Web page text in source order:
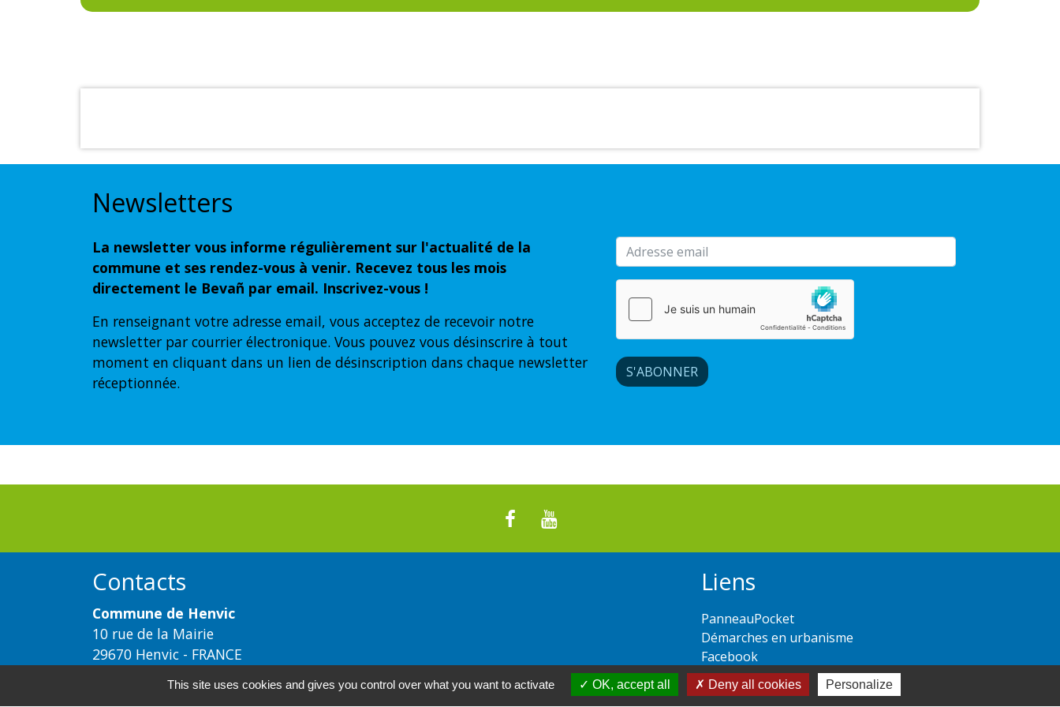
Newsletters
La newsletter vous informe régulièrement sur l'actualité de la
commune et ses rendez-vous à venir. Recevez tous les mois
directement le Bevañ par email. Inscrivez-vous !
En renseignant votre adresse email, vous acceptez de recevoir notre
newsletter par courrier électronique. Vous pouvez vous désinscrire à tout
moment en cliquant dans un lien de désinscription dans chaque newsletter
réceptionnée.
S'ABONNER
Contacts
Commune de Henvic
10 rue de la Mairie
29670 Henvic - FRANCE
Liens
PanneauPocket
Démarches en urbanisme
Facebook
This site uses cookies and gives you control over what you want to activate OK, accept all Deny all cookies Personalize